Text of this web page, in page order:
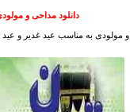
دانلود مداحی و
و مولودی به مناسب عید غدیر و